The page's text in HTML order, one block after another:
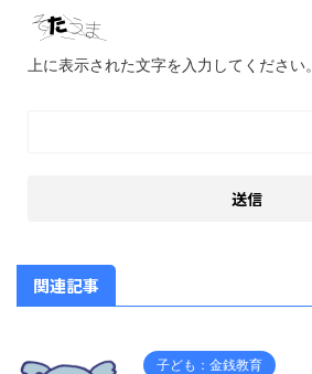
上に表示された文字を入力してください。
関連記事
子ども：金銭教育